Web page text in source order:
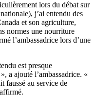
lors du débat sur
j’ai entendu des
et son agriculture,
normes une nourriture
l’ambassadrice lors d’une
est presque
a ajouté l’ambassadrice. «
faussé au service de